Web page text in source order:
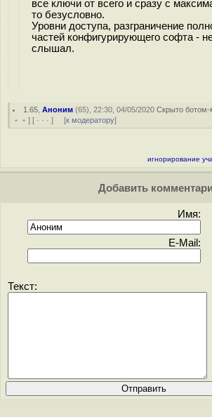
все ключи от всего и сразу с
то безусловно.
Уровни доступа, разграничение
частей конфигурирующего софта -
слышал.
1.65 ,Аноним (65), 22:30, 04/05/2020Скрыто ботом-
﹢﹢ ] [ · · · ] [к модератору]
игнорирование
Добавить
Имя:
E-Mail:
Текст: